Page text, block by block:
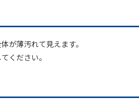
が薄汚れて見えます。
てください。